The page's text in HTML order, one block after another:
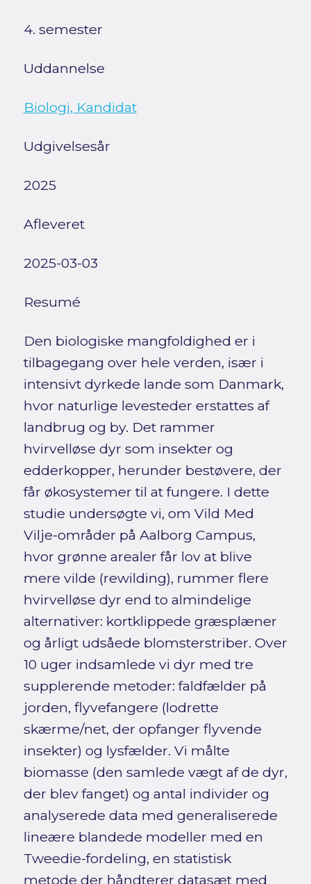
4. semester
Uddannelse
Biologi, Kandidat
Udgivelsesår
2025
Afleveret
2025-03-03
Resumé
Den biologiske mangfoldighed er i
tilbagegang over hele verden, især i
intensivt dyrkede lande som Danmark,
hvor naturlige levesteder erstattes af
landbrug og by. Det rammer
hvirvelløse dyr som insekter og
edderkopper, herunder bestøvere, der
får økosystemer til at fungere. I dette
studie undersøgte vi, om Vild Med
Vilje-områder på Aalborg Campus,
hvor grønne arealer får lov at blive
mere vilde (rewilding), rummer flere
hvirvelløse dyr end to almindelige
alternativer: kortklippede græsplæner
og årligt udsåede blomsterstriber. Over
10 uger indsamlede vi dyr med tre
supplerende metoder: faldfælder på
jorden, flyvefangere (lodrette
skærme/net, der opfanger flyvende
insekter) og lysfælder. Vi målte
biomasse (den samlede vægt af de dyr,
der blev fanget) og antal individer og
analyserede data med generaliserede
lineære blandede modeller med en
Tweedie-fordeling, en statistisk
metode der håndterer datasæt med